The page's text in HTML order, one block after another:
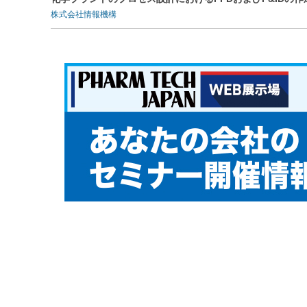
株式会社情報機構